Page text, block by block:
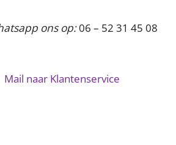
ons op:06 – 52 31 45 08
Mail naar Klantenservice